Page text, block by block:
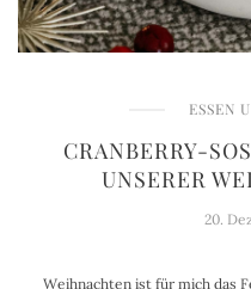
ESSEN
CRANBERRY-
NSERER
20.
Weihnachten ist für mich das